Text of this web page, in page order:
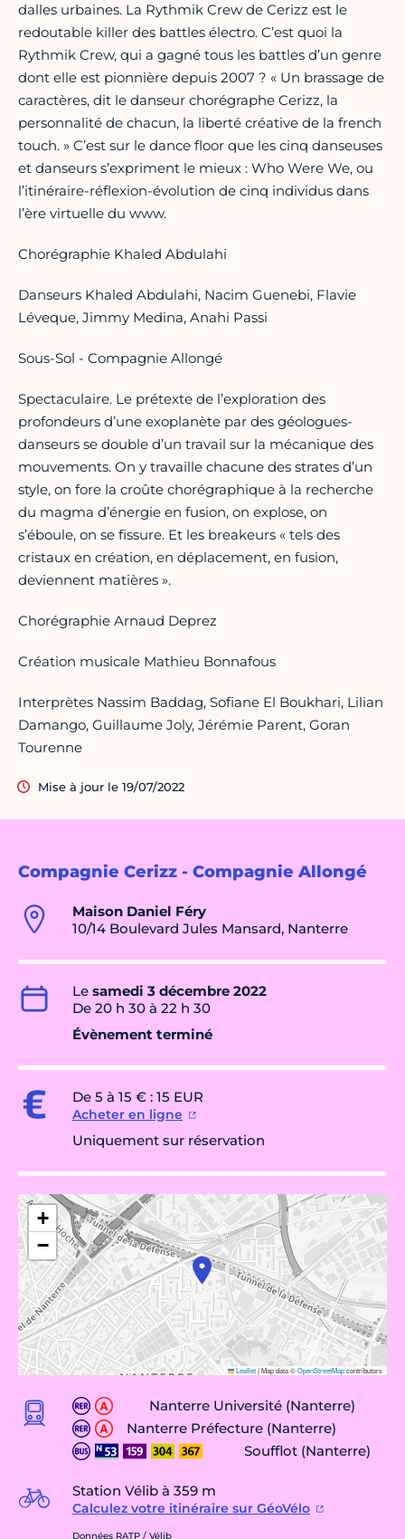
Compagnie Cerizz - Compagnie Allongé
Maison Daniel Féry
10/14 Boulevard Jules Mansard, Nanterre
Le samedi 3 décembre 2022
De 20 h 30 à 22 h 30
Évènement terminé
De 5 à 15 € : 15 EUR
Acheter en ligne
Uniquement sur réservation
+
−
Leaflet|Map data ©OpenStreetMapcontributors
Nanterre Université (Nanterre)
Nanterre Préfecture (Nanterre)
Soufflot (Nanterre)
Station Vélib à 359 m
Calculez votre itinéraire sur GéoVélo
Données RATP / Vélib
dalles urbaines. La Rythmik Crew de Cerizz est le
redoutable killer des battles électro. C’est quoi la
Rythmik Crew, qui a gagné tous les battles d’un genre
dont elle est pionnière depuis 2007 ? « Un brassage de
caractères, dit le danseur chorégraphe Cerizz, la
personnalité de chacun, la liberté créative de la french
touch. » C’est sur le dance floor que les cinq danseuses
et danseurs s’expriment le mieux : Who Were We, ou
l’itinéraire-réflexion-évolution de cinq individus dans
l’ère virtuelle du www.
Chorégraphie Khaled Abdulahi
Danseurs Khaled Abdulahi, Nacim Guenebi, Flavie
Léveque, Jimmy Medina, Anahi Passi
Sous-Sol - Compagnie Allongé
Spectaculaire. Le prétexte de l’exploration des
profondeurs d’une exoplanète par des géologues-
danseurs se double d’un travail sur la mécanique des
mouvements. On y travaille chacune des strates d’un
style, on fore la croûte chorégraphique à la recherche
du magma d’énergie en fusion, on explose, on
s’éboule, on se fissure. Et les breakeurs « tels des
cristaux en création, en déplacement, en fusion,
deviennent matières ».
Chorégraphie Arnaud Deprez
Création musicale Mathieu Bonnafous
Interprètes Nassim Baddag, Sofiane El Boukhari, Lilian
Damango, Guillaume Joly, Jérémie Parent, Goran
Tourenne
Mise à jour le 19/07/2022